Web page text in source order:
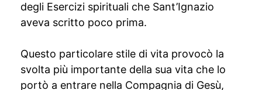
degli Esercizi spirituali che Sant’Ignazio
aveva scritto poco prima.
Questo particolare stile di vita provocò la
svolta più importante della sua vita che lo
portò a entrare nella Compagnia di Gesù,